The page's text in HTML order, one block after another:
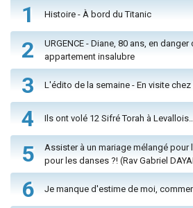
1 Histoire - À bord du Titanic
2
URGENCE - Diane, 80 ans, en danger
appartement insalubre
3 L'édito de la semaine - En visite
4 Ils ont volé 12 Sifré Torah à
5
Assister à un mariage mélangé pour
pour les danses ?! (Rav Gabriel
6 Je manque d'estime de moi,